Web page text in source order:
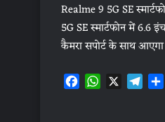
Realme 9 5G SE
5G SE स्मार्टफोन में 6.6
कैमरा सपोर्ट के साथ
F W X T